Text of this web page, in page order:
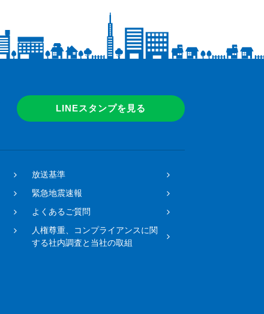
LINEスタンプを見る
放送基準
緊急地震速報
よくあるご質問
人権尊重、コンプライアンスに関
する社内調査と当社の取組